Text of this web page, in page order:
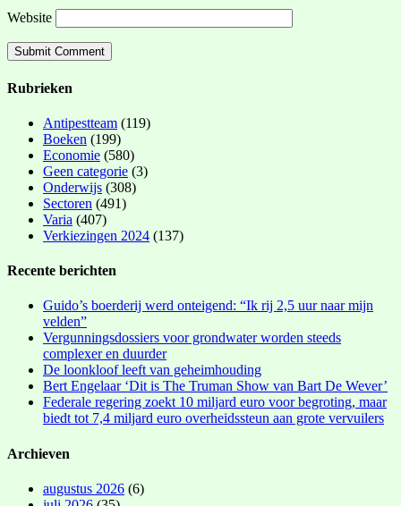
Website
Rubrieken
Antipestteam (119)
Boeken (199)
Economie (580)
Geen categorie (3)
Onderwijs (308)
Sectoren (491)
Varia (407)
Verkiezingen 2024 (137)
Recente berichten
Guido’s boerderij werd onteigend: “Ik rij 2,5 uur naar mijn
velden”
Vergunningsdossiers voor grondwater worden steeds
complexer en duurder
De loonkloof leeft van geheimhouding
Bert Engelaar ‘Dit is The Truman Show van Bart De Wever’
Federale regering zoekt 10 miljard euro voor begroting, maar
biedt tot 7,4 miljard euro overheidssteun aan grote vervuilers
Archieven
augustus 2026 (6)